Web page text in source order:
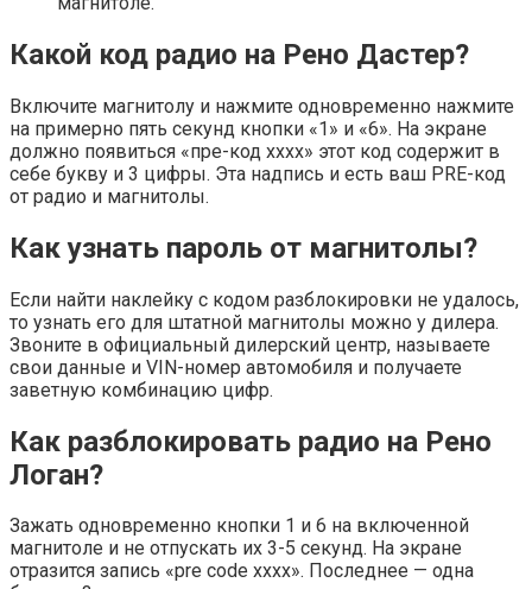
Какой код радио на Рено Дастер?
Включите магнитолу и нажмите одновременно нажмите
на примерно пять секунд кнопки «1» и «6». На экране
должно появиться «пре-код xxxx» этот код содержит в
себе букву и 3 цифры. Эта надпись и есть ваш PRE-код
от радио и магнитолы.
Как узнать пароль от магнитолы?
Если найти наклейку с кодом разблокировки не удалось,
то узнать его для штатной магнитолы можно у дилера.
Звоните в официальный дилерский центр, называете
свои данные и VIN-номер автомобиля и получаете
заветную комбинацию цифр.
Как разблокировать радио на Рено
Логан?
Зажать одновременно кнопки 1 и 6 на включенной
магнитоле и не отпускать их 3-5 секунд. На экране
отразится запись «pre code xxxx». Последнее — одна